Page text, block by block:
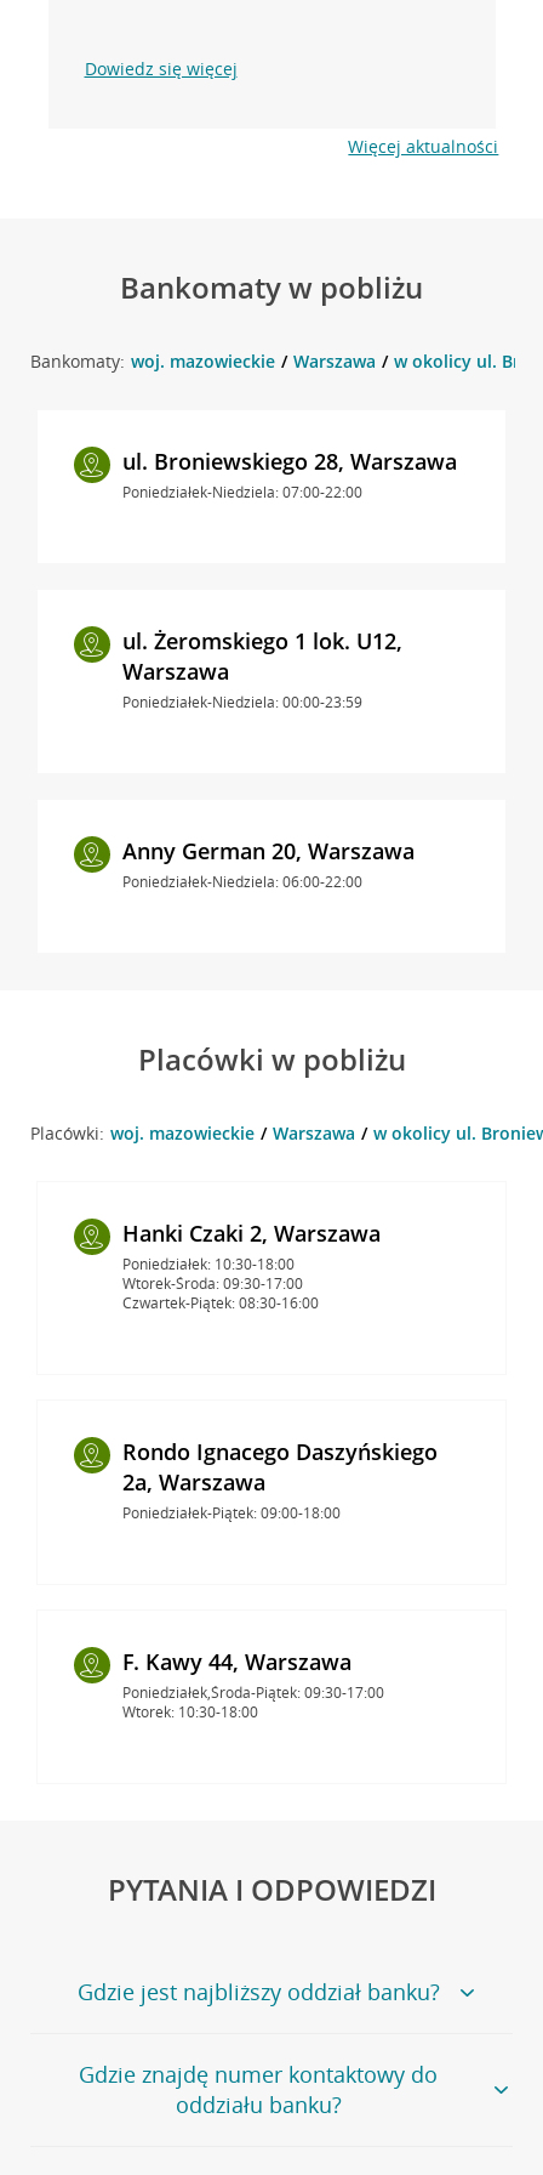
Dowiedz się więcej
Więcej aktualności
Bankomaty w pobliżu
Bankomaty: woj. mazowieckie Warszawa w okolicy ul.
ul. Broniewskiego 28, Warszawa
Poniedziałek-Niedziela: 07:00-22:00
ul. Żeromskiego 1 lok. U12,
Warszawa
Poniedziałek-Niedziela: 00:00-23:59
Anny German 20, Warszawa
Poniedziałek-Niedziela: 06:00-22:00
Placówki w pobliżu
Placówki: woj. mazowieckie Warszawa w okolicy ul.
Hanki Czaki 2, Warszawa
Poniedziałek: 10:30-18:00
Wtorek-Środa: 09:30-17:00
Czwartek-Piątek: 08:30-16:00
Rondo Ignacego Daszyńskiego
2a, Warszawa
Poniedziałek-Piątek: 09:00-18:00
F. Kawy 44, Warszawa
Poniedziałek,Środa-Piątek: 09:30-17:00
Wtorek: 10:30-18:00
PYTANIA I ODPOWIEDZI
Gdzie jest najbliższy oddział banku?
Jeśli szukasz oddziału naszego banku, zapraszamy na
stronęPlacówki i bankomaty, na której znajduje się
wygodna wyszukiwarka.
Gdzie znajdę numer kontaktowy do
oddziału banku?